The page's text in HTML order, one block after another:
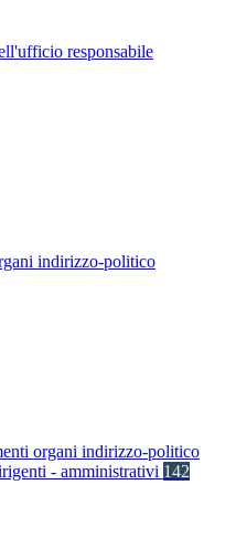
responsabile
indirizzo-politico
organi indirizzo-politico
- amministrativi 142